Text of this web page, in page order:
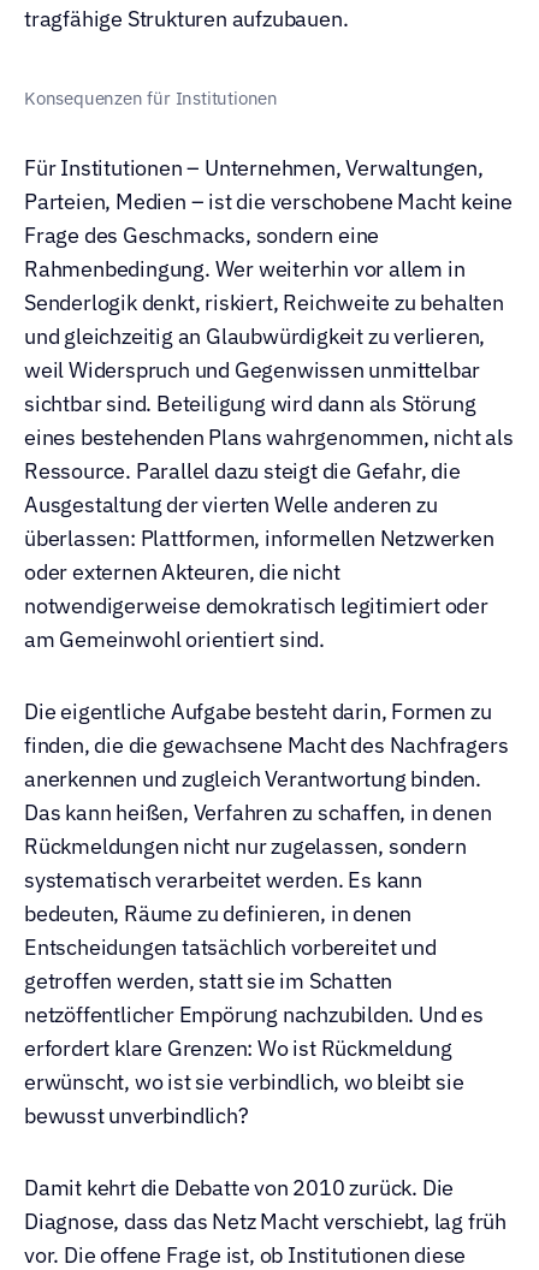
tragfähige Strukturen aufzubauen.
Konsequenzen für Institutionen
Für Institutionen – Unternehmen, Verwaltungen,
Parteien, Medien – ist die verschobene Macht keine
Frage des Geschmacks, sondern eine
Rahmenbedingung. Wer weiterhin vor allem in
Senderlogik denkt, riskiert, Reichweite zu behalten
und gleichzeitig an Glaubwürdigkeit zu verlieren,
weil Widerspruch und Gegenwissen unmittelbar
sichtbar sind. Beteiligung wird dann als Störung
eines bestehenden Plans wahrgenommen, nicht als
Ressource. Parallel dazu steigt die Gefahr, die
Ausgestaltung der vierten Welle anderen zu
überlassen: Plattformen, informellen Netzwerken
oder externen Akteuren, die nicht
notwendigerweise demokratisch legitimiert oder
am Gemeinwohl orientiert sind.
Die eigentliche Aufgabe besteht darin, Formen zu
finden, die die gewachsene Macht des Nachfragers
anerkennen und zugleich Verantwortung binden.
Das kann heißen, Verfahren zu schaffen, in denen
Rückmeldungen nicht nur zugelassen, sondern
systematisch verarbeitet werden. Es kann
bedeuten, Räume zu definieren, in denen
Entscheidungen tatsächlich vorbereitet und
getroffen werden, statt sie im Schatten
netzöffentlicher Empörung nachzubilden. Und es
erfordert klare Grenzen: Wo ist Rückmeldung
erwünscht, wo ist sie verbindlich, wo bleibt sie
bewusst unverbindlich?
Damit kehrt die Debatte von 2010 zurück. Die
Diagnose, dass das Netz Macht verschiebt, lag früh
vor. Die offene Frage ist, ob Institutionen diese